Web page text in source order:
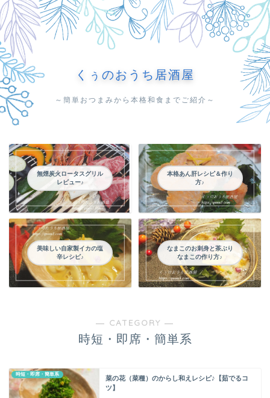
くぅのおうち居酒屋
～簡単おつまみから本格和食までご紹介～
無煙炭火ロータスグリル
レビュー♪
本格あん肝レシピ＆作り
方♪
美味しい自家製イカの塩
辛レシピ♪
なまこのお刺身と茶ぶり
なまこの作り方♪
― CATEGORY ―
時短・即席・簡単系
時短・即席・簡単系
菜の花（菜種）のからし和えレシピ♪【茹でるコ
ツ】